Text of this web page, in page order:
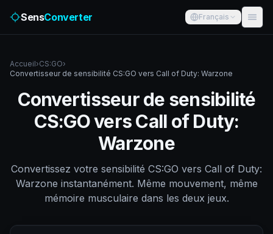
SensConverter Français
Accueil›CS:GO›
Convertisseur de sensibilité CS:GO vers Call of Duty: Warzone
Convertisseur de sensibilité
CS:GO vers Call of Duty:
Warzone
Convertissez votre sensibilité CS:GO vers Call of Duty:
Warzone instantanément. Même mouvement, même
mémoire musculaire dans les deux jeux.